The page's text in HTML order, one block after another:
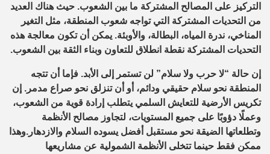
التركيز على المصالح المشتركة ما بين الشعوب. حيث هناك العديد
من التحديات المشتركة التي تواجه شعوب المنطقة، مثل التغير
المناخي، ندرة المياه، البطالة، والأوبئة. يمكن أن تكون معالجة هذه
التحديات المشتركة نقطة انطلاق للتعاون وبناء الثقة بين الشعوب.
إن حالة “لا حرب ولا سلام” لن تستمر إلى الأبد. فإما أن تتجه
المنطقة نحو سلام حقيقي ودائم، أو أن تنزلق نحو صراع مدمر. إن
تكريس الأرضية للتعايش السلمي يتطلب إرادة قوية من الشعوب،
وعملًا دؤوبًا على جميع المستويات، لتجاوز مصالح الأنظمة
وتطلعاتها الضيقة نحو مستقبل أفضل يسوده السلام والازدهار.وهذا
ممكن فقط حينما تتخلى الأنظمة الشمولية عن مشاريعها